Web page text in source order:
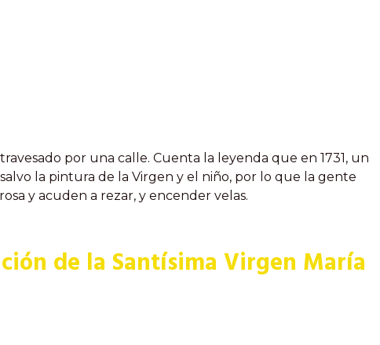
por una calle. Cuenta la leyenda que en 1731, un
la pintura de la Virgen y el niño, por lo que la gente
y acuden a rezar, y encender velas.
de la Santísima Virgen María